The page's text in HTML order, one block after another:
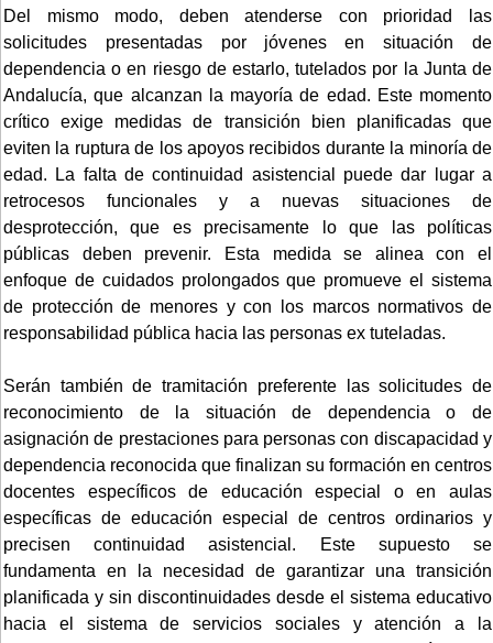
Del mismo modo, deben atenderse con prioridad las
solicitudes presentadas por jóvenes en situación de
dependencia o en riesgo de estarlo, tutelados por la Junta de
Andalucía, que alcanzan la mayoría de edad. Este momento
crítico exige medidas de transición bien planificadas que
eviten la ruptura de los apoyos recibidos durante la minoría de
edad. La falta de continuidad asistencial puede dar lugar a
retrocesos funcionales y a nuevas situaciones de
desprotección, que es precisamente lo que las políticas
públicas deben prevenir. Esta medida se alinea con el
enfoque de cuidados prolongados que promueve el sistema
de protección de menores y con los marcos normativos de
responsabilidad pública hacia las personas ex tuteladas.
Serán también de tramitación preferente las solicitudes de
reconocimiento de la situación de dependencia o de
asignación de prestaciones para personas con discapacidad y
dependencia reconocida que finalizan su formación en centros
docentes específicos de educación especial o en aulas
específicas de educación especial de centros ordinarios y
precisen continuidad asistencial. Este supuesto se
fundamenta en la necesidad de garantizar una transición
planificada y sin discontinuidades desde el sistema educativo
hacia el sistema de servicios sociales y atención a la